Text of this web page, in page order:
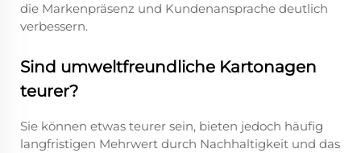
die Markenpräsenz und Kundenansprache deutlich
verbessern.
Sind umweltfreundliche Kartonagen
teurer?
Sie können etwas teurer sein, bieten jedoch häufig
langfristigen Mehrwert durch Nachhaltigkeit und das